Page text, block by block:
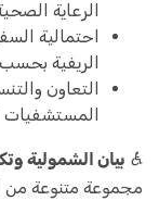
الرعاية
احتمالية
الريفية
المستشفيات
♿ بيان الشمولية
مجموعة متنوعة